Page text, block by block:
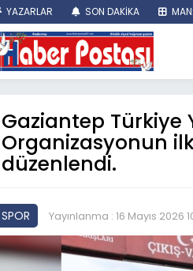
YAZARLAR SON DAKİKA
Gaziantep Türkiye
Organizasyonun
düzenlendi.
SPOR Yayınlanma : 16 Mayıs 2026